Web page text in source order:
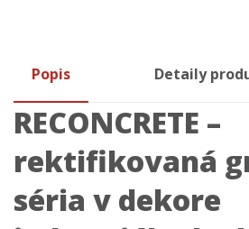
Popis Detaily
RECONCRETE –
rektifikovaná
séria v dekore